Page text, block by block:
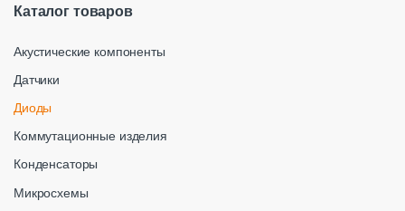
Каталог товаров
Акустические компоненты
Датчики
Диоды
Коммутационные изделия
Конденсаторы
Микросхемы